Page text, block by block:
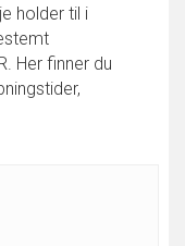
holder til i
Her finner du